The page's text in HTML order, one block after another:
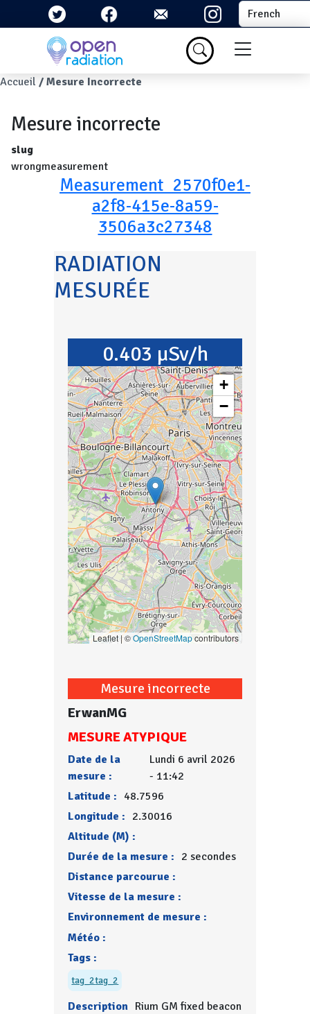
Aller au contenu principal Select your
Menu du
Fil d'Ariane
Accueil Mesure Incorrecte
Mesure incorrecte
slug
wrongmeasurement
Measurement_2570f0e1-
a2f8-415e-8a59-
3506a3c27348
RADIATION
MESURÉE
0.403 µSv/h
+
−
Leaflet | ©OpenStreetMapcontributors
Mesure incorrecte
ErwanMG
MESURE ATYPIQUE
Date de la
mesure :
Lundi 6 avril 2026
- 11:42
Latitude : 48.7596
Longitude : 2.30016
Altitude (M) :
Durée de la mesure : 2 secondes
Distance parcourue :
Vitesse de la mesure :
Environnement de mesure :
Météo :
Tags :
tag_2tag_2
Description Rium GM fixed beacon